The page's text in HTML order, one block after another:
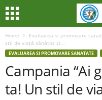
Home Evaluarea si promovare
stil de viață sănătos și...
EVALUAREA SI PROMOVARE SANATATE
Campania “Ai
ta! Un stil de